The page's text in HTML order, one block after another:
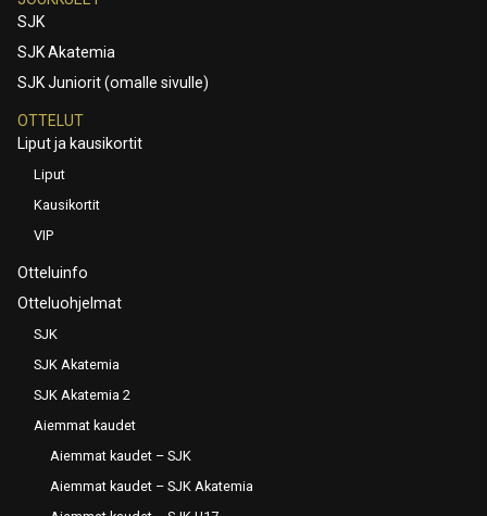
SJK
SJK Akatemia
SJK Juniorit (omalle sivulle)
OTTELUT
Liput ja kausikortit
Liput
Kausikortit
VIP
Otteluinfo
Otteluohjelmat
SJK
SJK Akatemia
SJK Akatemia 2
Aiemmat kaudet
Aiemmat kaudet – SJK
Aiemmat kaudet – SJK Akatemia